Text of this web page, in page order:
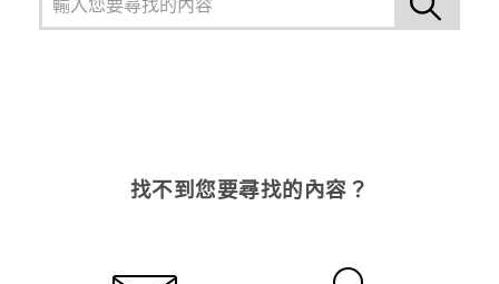
找不到您要尋找的內容？